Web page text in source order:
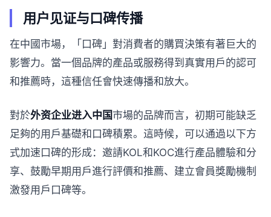
用户见证与口碑传播
在中國市場，「口碑」對消費者的購買決策有著巨大的
影響力。當一個品牌的產品或服務得到真實用戶的認可
和推薦時，這種信任會快速傳播和放大。
對於外资企业进入中国市場的品牌而言，初期可能缺乏
足夠的用戶基礎和口碑積累。這時候，可以通過以下方
式加速口碑的形成：邀請KOL和KOC進行產品體驗和分
享、鼓勵早期用戶進行評價和推薦、建立會員獎勵機制
激發用戶口碑等。